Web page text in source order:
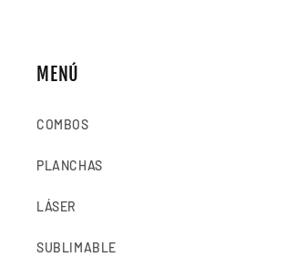
MENÚ
COMBOS
PLANCHAS
LÁSER
SUBLIMABLE